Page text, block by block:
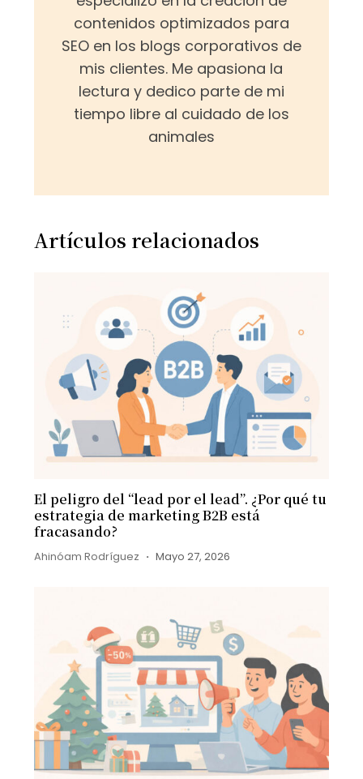
contenidos optimizados para
SEO en los blogs corporativos de
mis clientes. Me apasiona la
lectura y dedico parte de mi
tiempo libre al cuidado de los
animales
Artículos relacionados
El peligro del “lead por el lead”. ¿Por qué tu
estrategia de marketing B2B está
fracasando?
Ahinóam Rodríguez Mayo 27, 2026